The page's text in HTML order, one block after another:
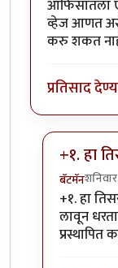
ऑफिसातला
व्हेज आणत
करु शकत
प्रतिसाद
+१. हा
बॅटमॅन
In reply
+१. हा
लावून
प्रस्थापित